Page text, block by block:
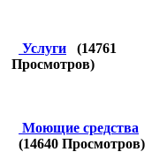
Услуги (14761
Просмотров)
Моющие средства
(14640 Просмотров)